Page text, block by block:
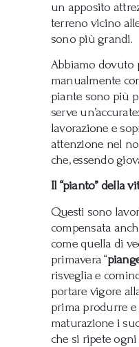
un apposito
terreno vicino
sono più grandi.
Abbiamo dovuto
manualmente
piante sono più
serve
lavorazione e
attenzione nel
che, essendo
Il “pianto” della
Questi sono
compensata
come quella di
primavera “
risveglia e
portare vigore
prima produrre
maturazione i
che si ripete ogni